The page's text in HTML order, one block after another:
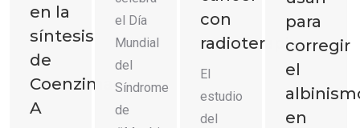
en la
síntesis
de
Coenzima
A
el Día
Mundial
del
Síndrome
de
con
radioterapia
El
estudio
del
para
corregir
el
en